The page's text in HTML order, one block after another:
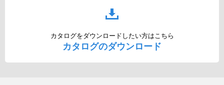
カタログをダウンロードしたい方はこちら
カタログのダウンロード